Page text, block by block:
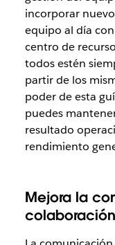
incorporar
equipo al día
centro de
todos estén
partir de los
poder de esta
puedes
resultado
rendimiento
Mejora la
colaboración